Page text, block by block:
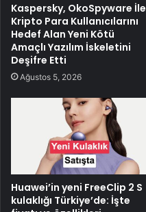
Kaspersky, OkoSpyware İle
Kripto Para Kullanıcılarını
Hedef Alan Yeni Kötü
Amaçlı Yazılım İskeletini
Deşifre Etti
Ağustos 5, 2026
Huawei’in yeni FreeClip 2 S
kulaklığı Türkiye’de: İşte